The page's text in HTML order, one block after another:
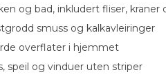
og bad, inkludert fliser, kraner
smuss og kalkavleiringer
overflater i hjemmet
speil og vinduer uten striper